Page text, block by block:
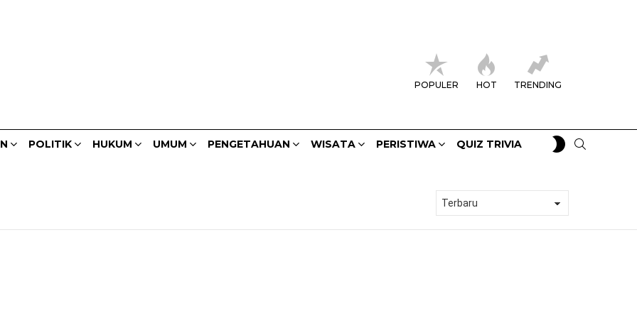
POPULER HOT TRENDING
POLITIK HUKUM UMUM PENGETAHUAN WISATA PERISTIWA QUIZ TRIVIA
SWITCH
SKIN